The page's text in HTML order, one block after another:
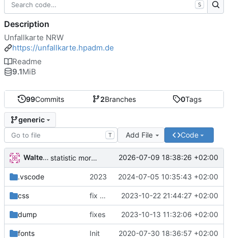
99Commits 2Branches 0Tags
generic
T Add File Code
Walter Hupfeld statistic more genric 2026-07-09 18:38:26 +02:00
.vscode 2023 2024-07-05 10:35:43 +02:00
css fix datatables 2023-10-22 21:44:27 +02:00
dump fixes 2023-10-13 11:32:06 +02:00
fonts Init 2020-07-30 18:36:57 +02:00
S
Description
Unfallkarte NRW
https://unfallkarte.hpadm.de
Readme
9.1MiB